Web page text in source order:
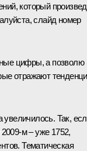
который
слайд номер
цифры, а позволю
отражают
Так,
м – уже 1752,
Тематическая